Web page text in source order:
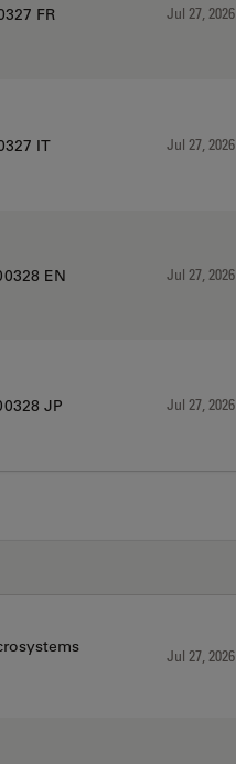
FR Jul 27, 2026
IT Jul 27, 2026
EN Jul 27, 2026
JP Jul 27, 2026
Jul 27, 2026